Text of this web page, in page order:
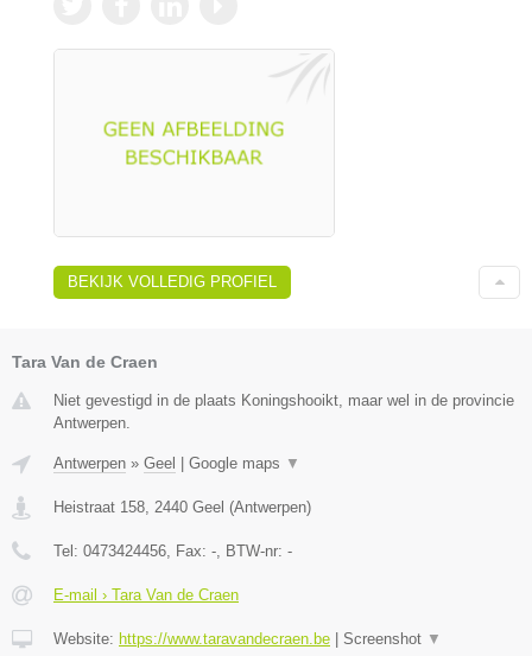
BEKIJK VOLLEDIG PROFIEL
Tara Van de Craen
Niet gevestigd in de plaats Koningshooikt, maar wel in de provincie
Antwerpen.
Antwerpen » Geel | Google maps ▼
Heistraat 158 2440 Geel (Antwerpen)
Tel: 0473424456 , Fax: - , BTW-nr: -
E-mail › Tara Van de Craen
Website: https://www.taravandecraen.be | Screenshot ▼